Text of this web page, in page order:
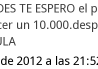
TE ESPERO
un
2012 a las